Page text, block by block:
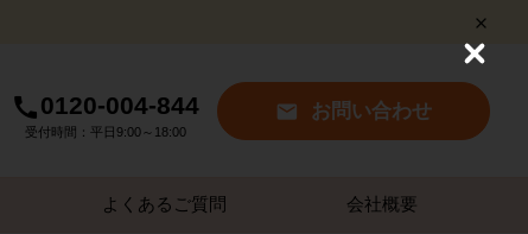
0120-004-844
受付時間：平日9:00～18:00
お問い合わせ
よくあるご質問 会社概要
C
l